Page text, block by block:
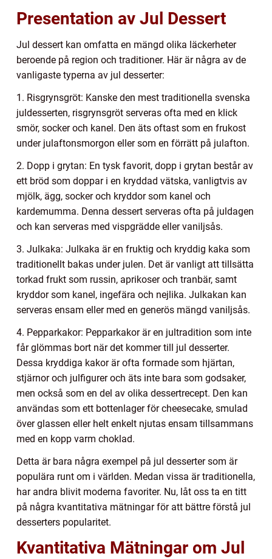
Presentation av Jul Dessert
Jul dessert kan omfatta en mängd olika läckerheter
beroende på region och traditioner. Här är några av de
vanligaste typerna av jul desserter:
1. Risgrynsgröt: Kanske den mest traditionella svenska
juldesserten, risgrynsgröt serveras ofta med en klick
smör, socker och kanel. Den äts oftast som en frukost
under julaftonsmorgon eller som en förrätt på julafton.
2. Dopp i grytan: En tysk favorit, dopp i grytan består av
ett bröd som doppar i en kryddad vätska, vanligtvis av
mjölk, ägg, socker och kryddor som kanel och
kardemumma. Denna dessert serveras ofta på juldagen
och kan serveras med vispgrädde eller vaniljsås.
3. Julkaka: Julkaka är en fruktig och kryddig kaka som
traditionellt bakas under julen. Det är vanligt att tillsätta
torkad frukt som russin, aprikoser och tranbär, samt
kryddor som kanel, ingefära och nejlika. Julkakan kan
serveras ensam eller med en generös mängd vaniljsås.
4. Pepparkakor: Pepparkakor är en jultradition som inte
får glömmas bort när det kommer till jul desserter.
Dessa kryddiga kakor är ofta formade som hjärtan,
stjärnor och julfigurer och äts inte bara som godsaker,
men också som en del av olika dessertrecept. Den kan
användas som ett bottenlager för cheesecake, smulad
över glassen eller helt enkelt njutas ensam tillsammans
med en kopp varm choklad.
Detta är bara några exempel på jul desserter som är
populära runt om i världen. Medan vissa är traditionella,
har andra blivit moderna favoriter. Nu, låt oss ta en titt
på några kvantitativa mätningar för att bättre förstå jul
desserters popularitet.
Kvantitativa Mätningar om Jul